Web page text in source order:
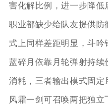
害化解比例，进一步降低
职业都缺少给队友提供
式上同样差距明显，斗吟
蓝碎月依靠月轮弹射持
消耗，三者输出模式固
风霜一剑可召唤两把独